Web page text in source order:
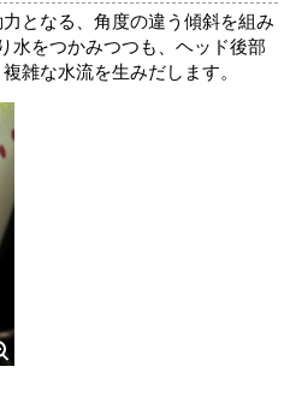
となる、角度の違う傾斜を組み
水をつかみつつも、ヘッド後部
雑な水流を生みだします。